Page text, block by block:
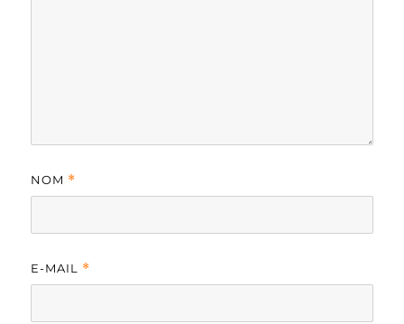
NOM *
E-MAIL *